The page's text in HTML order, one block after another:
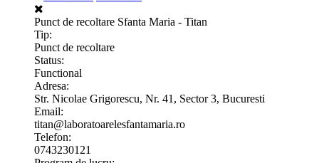
Punct de recoltare Sfanta Maria - Titan
Tip:
Punct de recoltare
Status:
Functional
Adresa:
Str. Nicolae Grigorescu, Nr. 41, Sector 3, Bucuresti
Email:
titan@laboratoarelesfantamaria.ro
Telefon:
0743230121